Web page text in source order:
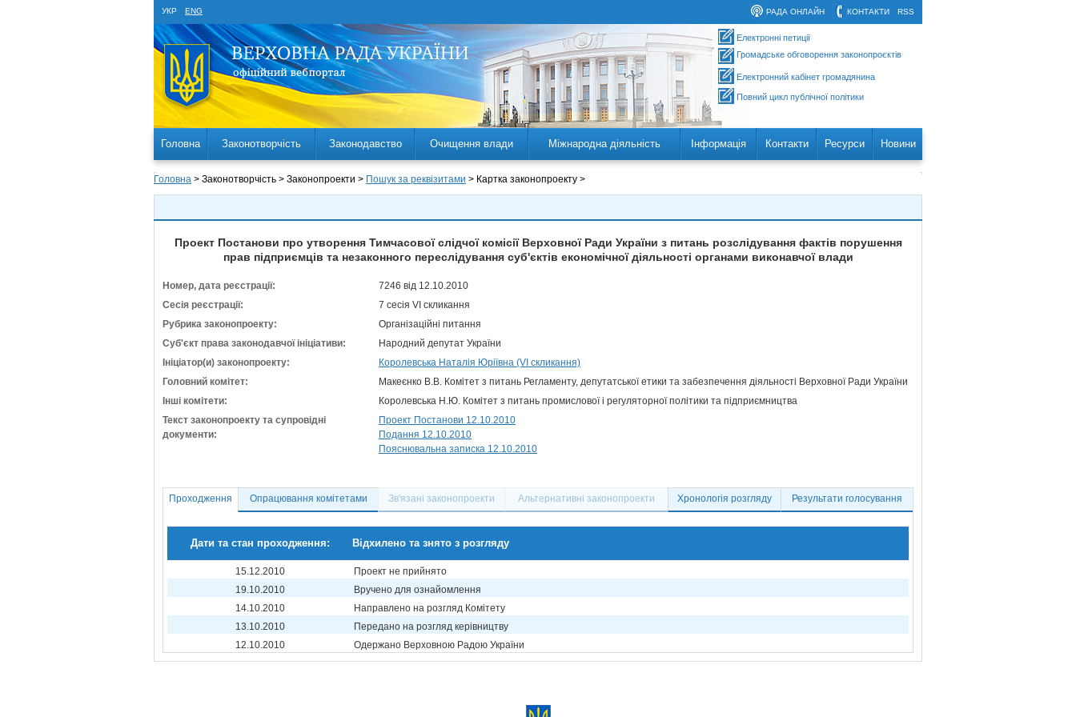
УКР ENG RSS
КОНТАКТИ
РАДА ОНЛАЙН
Електронні петиції
Громадське обговорення законопроєктів
Електронний кабінет громадянина
Повний цикл публічної політики
Головна Законотворчість Законодавство Очищення влади Міжнародна діяльність Інформація Контакти Ресурси Новини
Головна > Законотворчість > Законопроекти > Пошук за реквізитами > Картка законопроекту >
Проект Постанови про утворення Тимчасової слідчої комісії Верховної Ради України з питань розслідування фактів порушення
прав підприємців та незаконного переслідування суб'єктів економічної діяльності органами виконавчої влади
Номер, дата реєстрації:
7246 від 12.10.2010
Сесія реєстрації:
7 сесія VI скликання
Рубрика законопроекту:
Організаційні питання
Суб'єкт права законодавчої ініціативи:
Народний депутат України
Ініціатор(и) законопроекту:
Королевська Наталія Юріївна (VI скликання)
Головний комітет:
Макеєнко В.В. Комітет з питань Регламенту, депутатської етики та забезпечення діяльності Верховної Ради України
Інші комітети:
Королевська Н.Ю. Комітет з питань промислової і регуляторної політики та підприємництва
Текст законопроекту та супровідні
документи:
Проект Постанови 12.10.2010
Подання 12.10.2010
Пояснювальна записка 12.10.2010
Проходження Опрацювання комітетами Зв'язані законопроекти Альтернативні законопроекти Хронологія розгляду Результати голосування
Дати та стан проходження: Відхилено та знято з розгляду
15.12.2010
Проект не прийнято
19.10.2010
Вручено для ознайомлення
14.10.2010
Направлено на розгляд Комітету
13.10.2010
Передано на розгляд керівництву
12.10.2010
Одержано Верховною Радою України